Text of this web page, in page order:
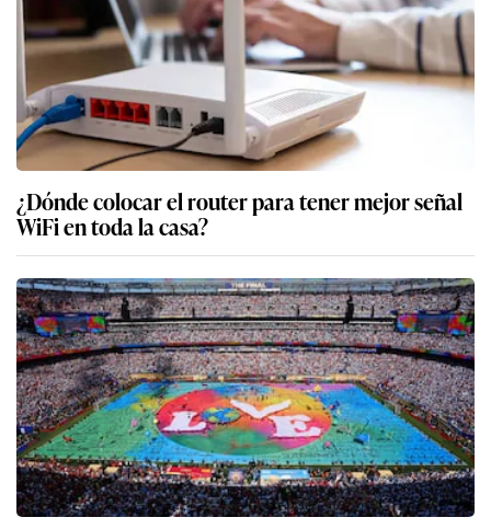
¿Dónde colocar el router para tener mejor señal
WiFi en toda la casa?